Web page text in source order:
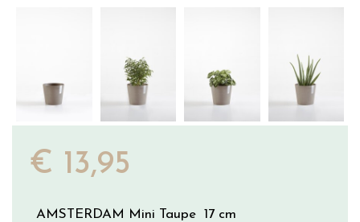
€ 13,95
AMSTERDAM Mini Taupe 17 cm